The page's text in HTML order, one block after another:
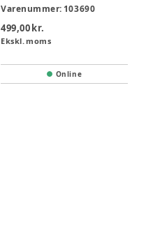
Varenummer: 103690
499,00 kr.
Ekskl. moms
Online